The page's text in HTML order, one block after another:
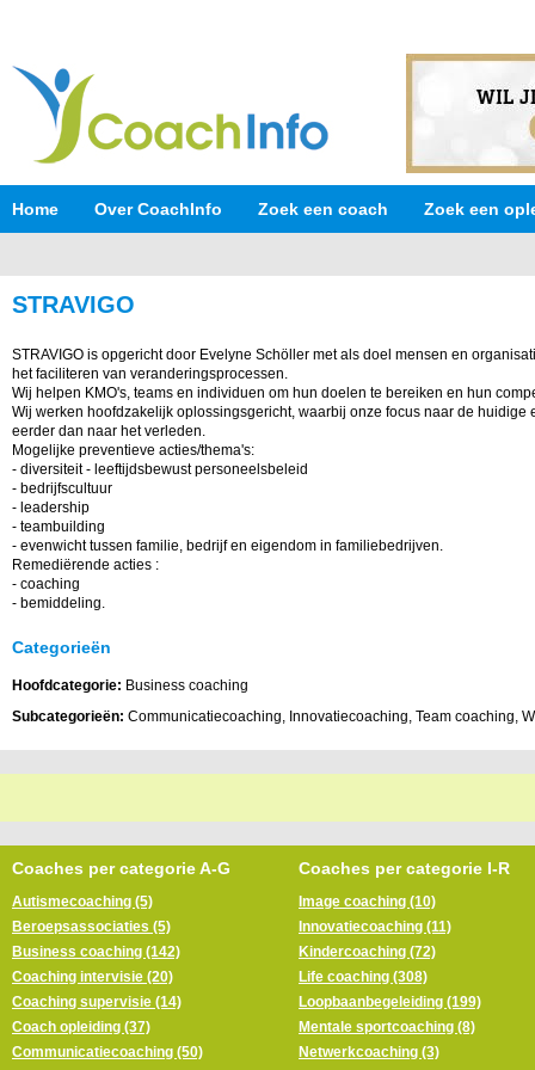
Home Over CoachInfo Zoek een coach Zoek een
STRAVIGO
STRAVIGO is opgericht door Evelyne Schöller met als doel mensen en
het faciliteren van veranderingsprocessen.
Wij helpen KMO's, teams en individuen om hun doelen te bereiken en hun
Wij werken hoofdzakelijk oplossingsgericht, waarbij onze focus naar de huidige
eerder dan naar het verleden.
Mogelijke preventieve acties/thema's:
- diversiteit - leeftijdsbewust personeelsbeleid
- bedrijfscultuur
- leadership
- teambuilding
- evenwicht tussen familie, bedrijf en eigendom in familiebedrijven.
Remediërende acties :
- coaching
- bemiddeling.
Categorieën
Hoofdcategorie: Business coaching
Subcategorieën: Communicatiecoaching, Innovatiecoaching, Team coaching,
Coaches per categorie A-G
Autismecoaching (5)
Beroepsassociaties (5)
Business coaching (142)
Coaching intervisie (20)
Coaching supervisie (14)
Coach opleiding (37)
Communicatiecoaching (50)
Coaches per categorie I-R
Image coaching (10)
Innovatiecoaching (11)
Kindercoaching (72)
Life coaching (308)
Loopbaanbegeleiding (199)
Mentale sportcoaching (8)
Netwerkcoaching (3)